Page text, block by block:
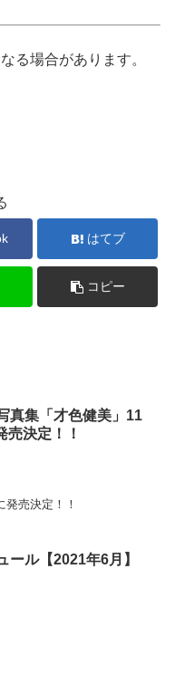
る場合があります。
はてブ
コピー
真集「才色健美」11
売決定！！
売決定！！
ール【2021年6月】